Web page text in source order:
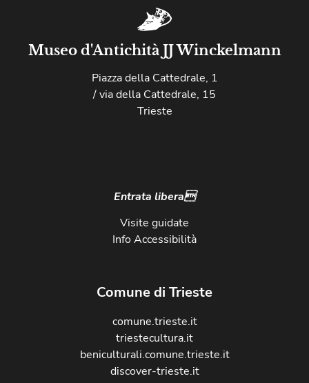
Museo d'Antichità JJ Winckelmann
Piazza della Cattedrale, 1
/ via della Cattedrale, 15
Trieste
Entrata libera
Visite guidate
Info Accessibilità
Comune di Trieste
comune.trieste.it
triestecultura.it
beniculturali.comune.trieste.it
discover-trieste.it